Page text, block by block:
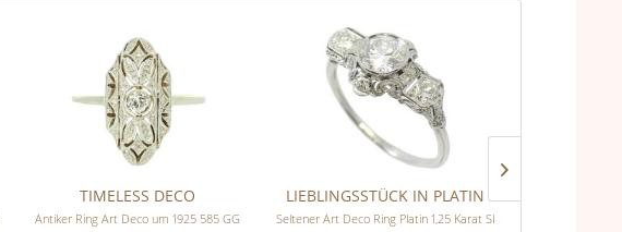
TIMELESS DECO
Antiker Ring Art Deco um 1925 585 GG
LIEBLINGSSTÜCK IN PLATIN
Seltener Art Deco Ring Platin 1,25 Karat SI